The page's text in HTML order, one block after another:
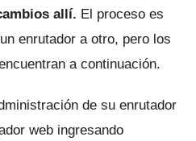
allí. El proceso es
enrutador a otro, pero los
a continuación.
de su enrutador
web ingresando